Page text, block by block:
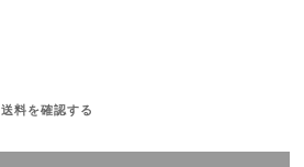
送料を確認する